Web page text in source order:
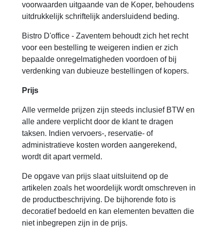
voorwaarden uitgaande van de Koper, behoudens
uitdrukkelijk schriftelijk andersluidend beding.
Bistro D'office - Zaventem behoudt zich het recht
voor een bestelling te weigeren indien er zich
bepaalde onregelmatigheden voordoen of bij
verdenking van dubieuze bestellingen of kopers.
Prijs
Alle vermelde prijzen zijn steeds inclusief BTW en
alle andere verplicht door de klant te dragen
taksen. Indien vervoers-, reservatie- of
administratieve kosten worden aangerekend,
wordt dit apart vermeld.
De opgave van prijs slaat uitsluitend op de
artikelen zoals het woordelijk wordt omschreven in
de productbeschrijving. De bijhorende foto is
decoratief bedoeld en kan elementen bevatten die
niet inbegrepen zijn in de prijs.